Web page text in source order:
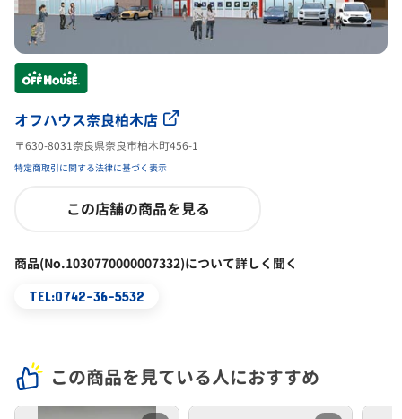
オフハウス奈良柏木店
〒630-8031奈良県奈良市柏木町456-1
特定商取引に関する法律に基づく表示
この店舗の商品を見る
商品(No.1030770000007332)について詳しく聞く
TEL:0742-36-5532
この商品を見ている人におすすめ